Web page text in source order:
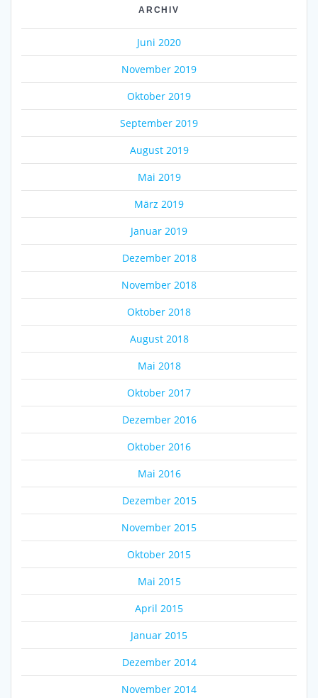
ARCHIV
Juni 2020
November 2019
Oktober 2019
September 2019
August 2019
Mai 2019
März 2019
Januar 2019
Dezember 2018
November 2018
Oktober 2018
August 2018
Mai 2018
Oktober 2017
Dezember 2016
Oktober 2016
Mai 2016
Dezember 2015
November 2015
Oktober 2015
Mai 2015
April 2015
Januar 2015
Dezember 2014
November 2014